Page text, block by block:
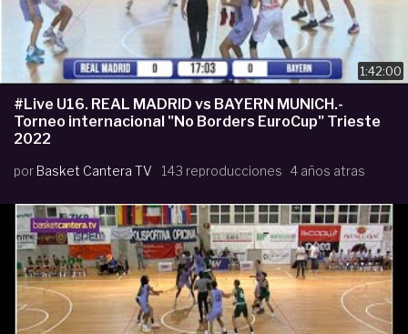
1:42:00
#Live U16. REAL MADRID vs BAYERN MUNICH.-
Torneo internacional "No Borders EuroCup" Trieste
2022
por Basket Cantera TV 143 reproducciones 4 años atras